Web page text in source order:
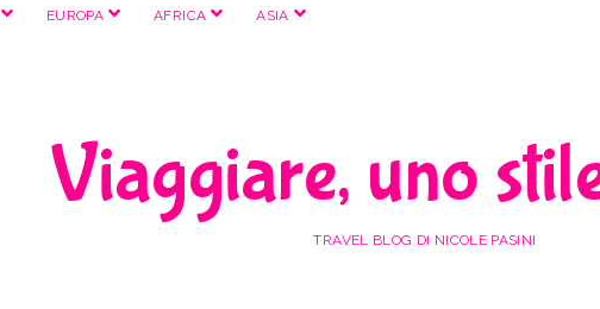
apri
EUROPA apri
AFRICA apri
ASIA apri
Viaggiare, uno
TRAVEL BLOG DI NICOLE PASINI